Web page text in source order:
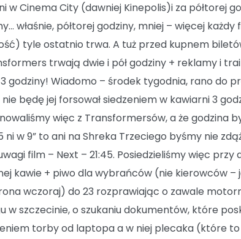
w Cinema City (dawniej Kinepolis)i za półtorej
właśnie, półtorej godziny, mniej – więcej
tyle ostatnio trwa. A tuż przed kupnem
trwają dwie i pół godziny + reklamy i
godziny! Wiadomo – środek tygodnia, rano do
będę jej forsował siedzeniem w kawiarni 3
więc z Transformersów, a że godzina
ni w 9” to ani na Shreka Trzeciego byśmy nie
film – Next – 21:45. Posiedzieliśmy więc przy
kawie + piwo dla wybrańców (nie kierowców –
wczoraj) do 23 rozprawiając o zawale
w szczecinie, o szukaniu dokumentów, które
torby od laptopa a w niej plecaka (które